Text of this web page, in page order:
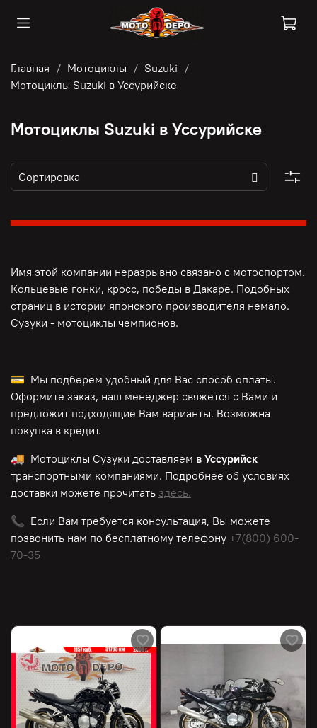
Главная Мотоциклы
Suzuki
Мотоциклы Suzuki в Уссурийске
Мотоциклы Suzuki в Уссурийске
Имя этой компании неразрывно связано с мотоспортом.
Кольцевые гонки, кросс, победы в Дакаре. Подобных
страниц в истории японского производителя немало.
Сузуки - мотоциклы чемпионов.
💳 Мы подберем удобный для Вас способ оплаты.
Оформите заказ, наш менеджер свяжется с Вами и
предложит подходящие Вам варианты. Возможна
покупка в кредит.
🚚 Мотоциклы Сузуки доставляем в Уссурийск
транспортными компаниями. Подробнее об условиях
доставки можете прочитать здесь.
📞 Если Вам требуется консультация, Вы можете
позвонить нам по бесплатному телефону +7(800) 600-
70-35